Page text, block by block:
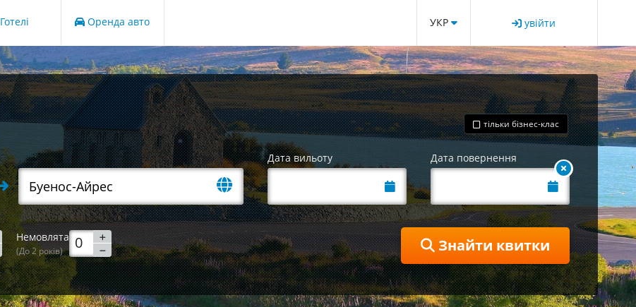
Готелі Оренда авто УКР увійти
тільки бізнес-клас
Дата вильоту Дата повернення
Немовлята
(До 2 років) Знайти квитки